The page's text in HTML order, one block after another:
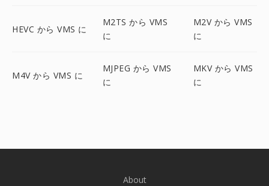
HEVC から VMS に
M2TS から VMS
に
M2V から VMS
に
M4V から VMS に
MJPEG から VMS
に
MKV から VMS
に
About